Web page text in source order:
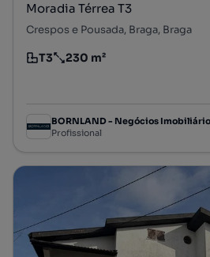
Moradia Térrea T3
Crespos e Pousada, Braga, Braga
Tipologia
T3
Preço por metro quadrado
230 m²
BORNLAND - Negócios
Profissional